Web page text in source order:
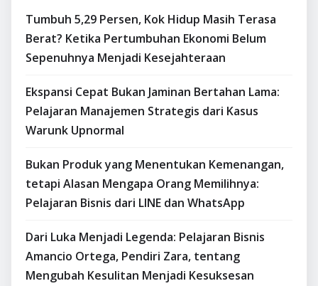
Tumbuh 5,29 Persen, Kok Hidup Masih Terasa
Berat? Ketika Pertumbuhan Ekonomi Belum
Sepenuhnya Menjadi Kesejahteraan
Ekspansi Cepat Bukan Jaminan Bertahan Lama:
Pelajaran Manajemen Strategis dari Kasus
Warunk Upnormal
Bukan Produk yang Menentukan Kemenangan,
tetapi Alasan Mengapa Orang Memilihnya:
Pelajaran Bisnis dari LINE dan WhatsApp
Dari Luka Menjadi Legenda: Pelajaran Bisnis
Amancio Ortega, Pendiri Zara, tentang
Mengubah Kesulitan Menjadi Kesuksesan